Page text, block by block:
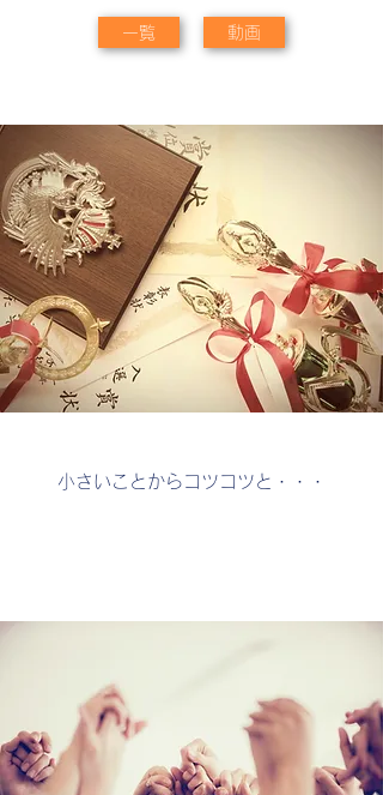
一覧 動画
​小さいことからコツコツと・・・